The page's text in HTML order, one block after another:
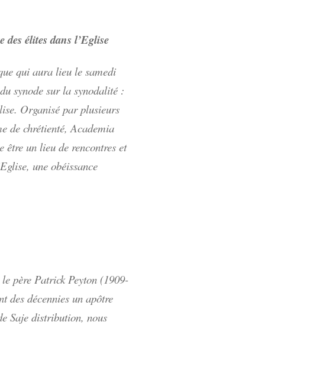
élites dans l’Eglise
qui aura lieu le samedi
synode sur la synodalité :
Organisé par plusieurs
de chrétienté, Academia
être un lieu de rencontres et
une obéissance
père Patrick Peyton (1909-
des décennies un apôtre
Saje distribution, nous